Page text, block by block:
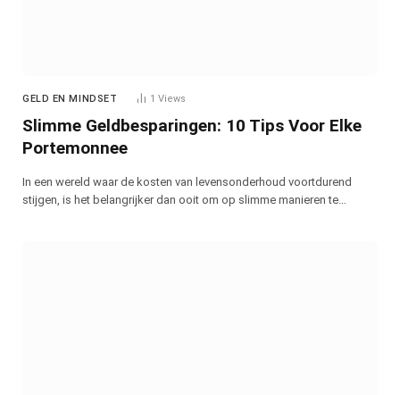
GELD EN MINDSET 1Views
Slimme Geldbesparingen: 10 Tips Voor Elke
Portemonnee
In een wereld waar de kosten van levensonderhoud voortdurend
stijgen, is het belangrijker dan ooit om op slimme manieren te…